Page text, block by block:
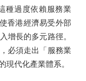
種過度依賴服務業
香港經濟易受外部
增長的多元路徑。
必須走出「服務業
現代化產業體系。